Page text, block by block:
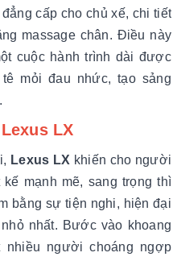
cấp cho chủ xế, chi tiết
massage chân. Điều này
cuộc hành trình dài được
mỏi đau nhức, tạo sảng
LX
Lexus LX khiến cho người
mạnh mẽ, sang trọng thì
bằng sự tiện nghi, hiện đại
nhất. Bước vào khoang
nhiều người choáng ngợp